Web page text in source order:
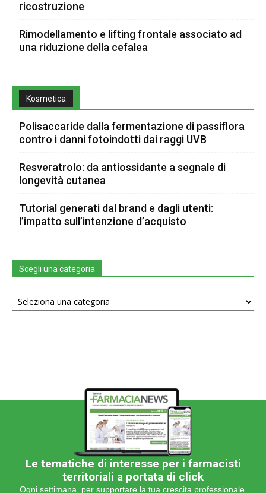
ricostruzione
Rimodellamento e lifting frontale associato ad
una riduzione della cefalea
Kosmetica
Polisaccaride dalla fermentazione di passiflora
contro i danni fotoindotti dai raggi UVB
Resveratrolo: da antiossidante a segnale di
longevità cutanea
Tutorial generati dal brand e dagli utenti:
l’impatto sull’intenzione d’acquisto
Scegli una categoria
Scegli
una
Le tematiche di interesse per i farmacisti
territoriali a portata di click
Ogni settimana, per supportare la tua crescita professionale.